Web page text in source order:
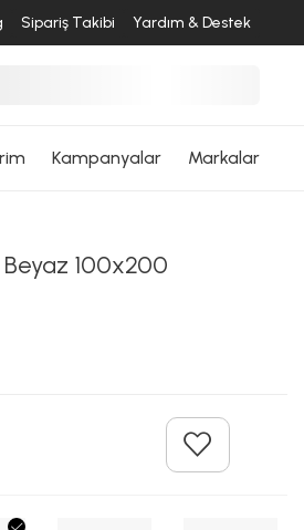
Sipariş Takibi Yardım & Destek
Kampanyalar Markalar
100x200